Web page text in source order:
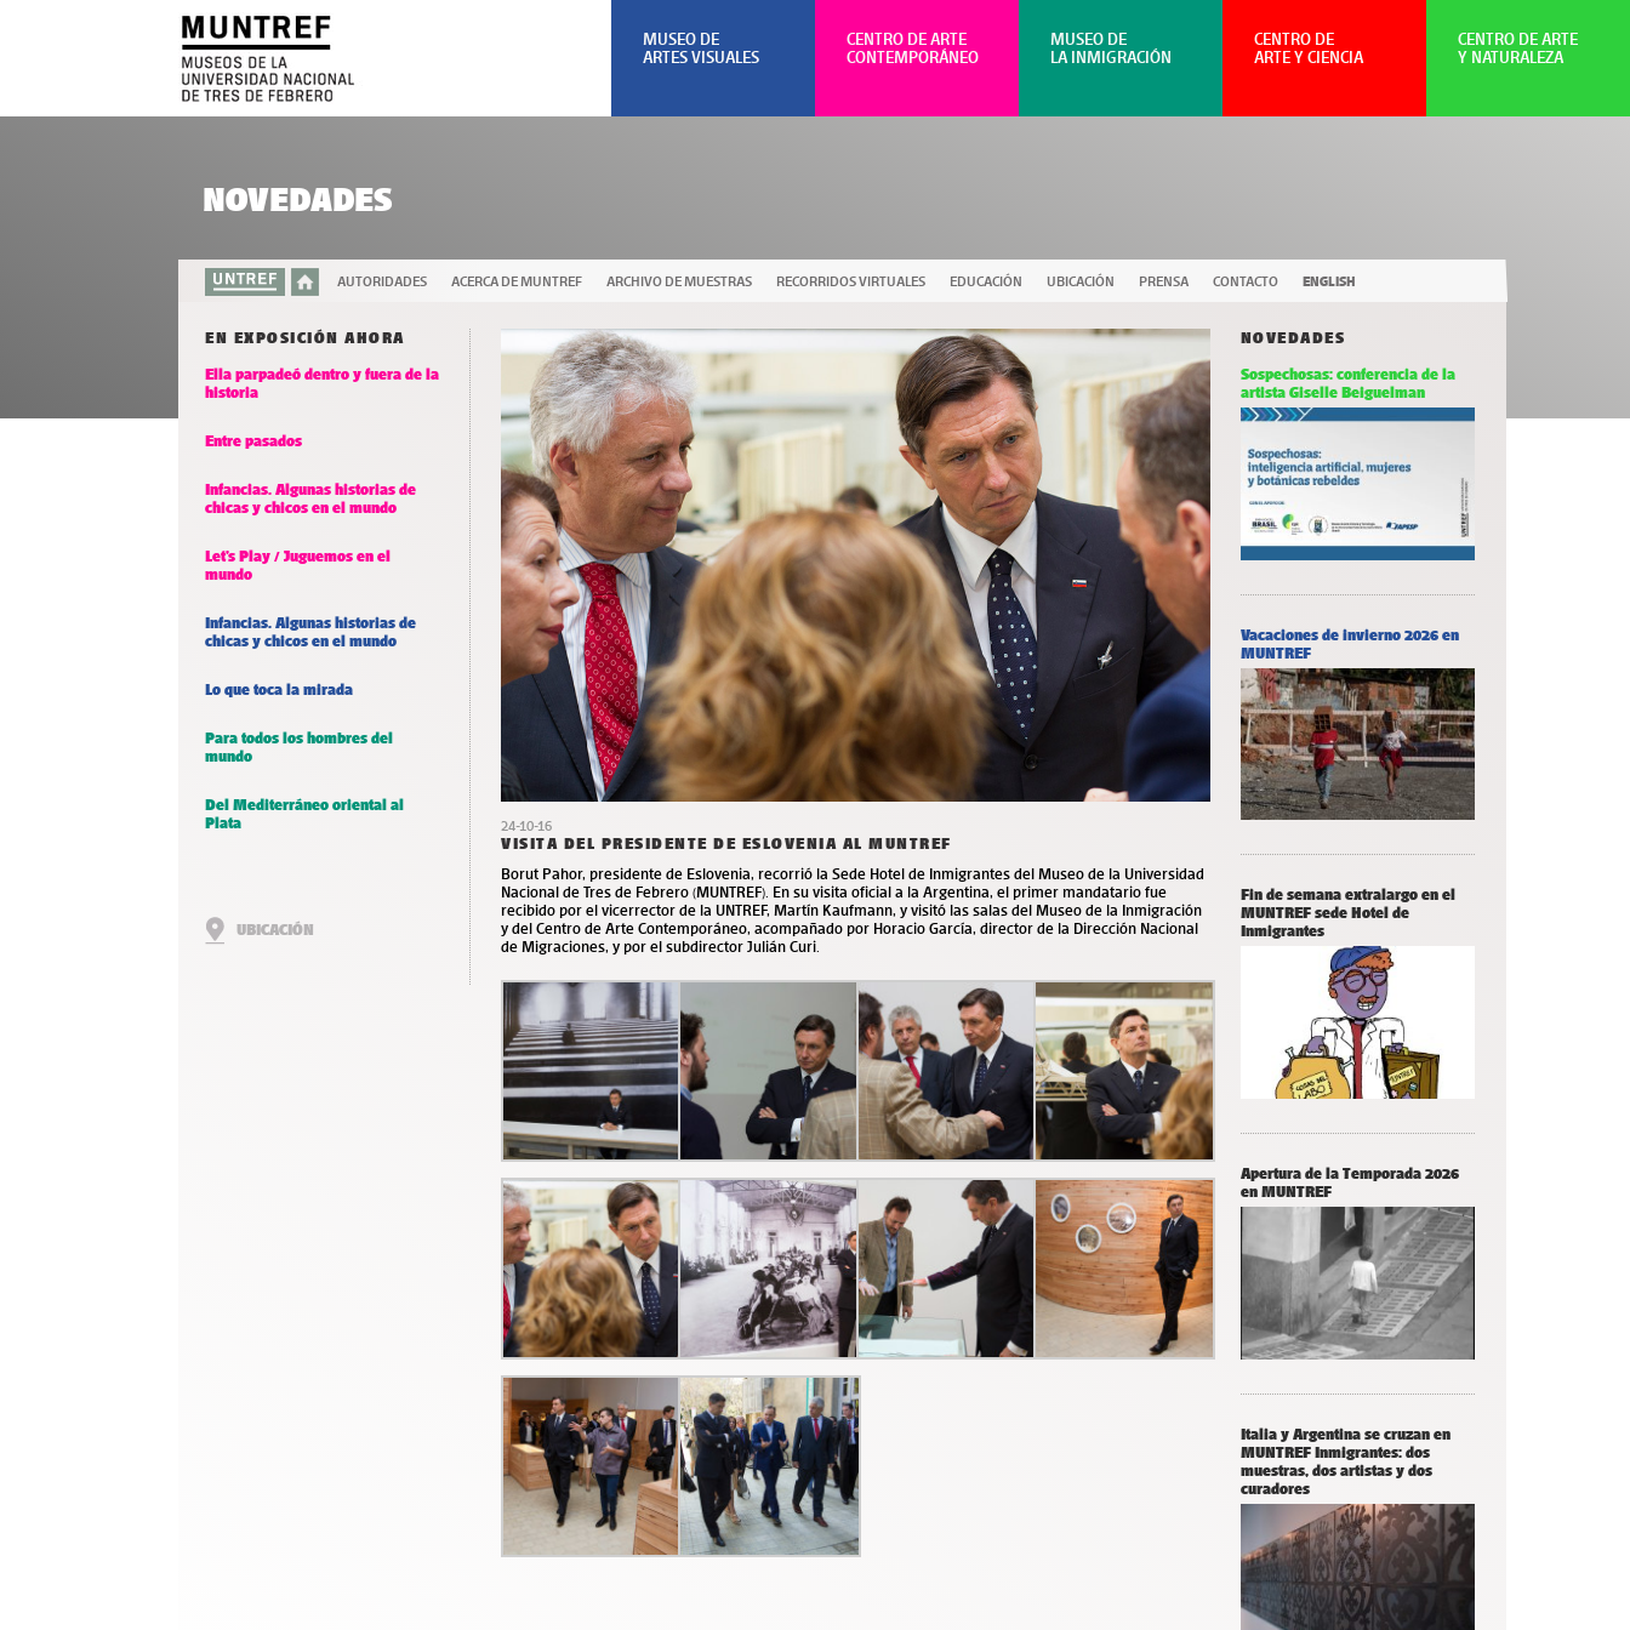
AUTORIDADES ACERCA DE MUNTREF ARCHIVO DE MUESTRAS RECORRIDOS VIRTUALES EDUCACIÓN UBICACIÓN PRENSA CONTACTO ENGLISH
NOVEDADES
EN EXPOSICIÓN AHORA
Ella parpadeó dentro y fuera de la
historia
Entre pasados
Infancias. Algunas historias de
chicas y chicos en el mundo
Let’s Play / Juguemos en el
mundo
Infancias. Algunas historias de
chicas y chicos en el mundo
Lo que toca la mirada
Para todos los hombres del
mundo
Del Mediterráneo oriental al
Plata
UBICACIÓN
24-10-16
VISITA DEL PRESIDENTE DE ESLOVENIA AL MUNTREF
Borut Pahor, presidente de Eslovenia, recorrió la Sede Hotel de Inmigrantes del Museo de la Universidad
Nacional de Tres de Febrero (MUNTREF). En su visita oficial a la Argentina, el primer mandatario fue
recibido por el vicerrector de la UNTREF, Martín Kaufmann, y visitó las salas del Museo de la Inmigración
y del Centro de Arte Contemporáneo, acompañado por Horacio García, director de la Dirección Nacional
de Migraciones, y por el subdirector Julián Curi.
NOVEDADES
Sospechosas: conferencia de la
artista Giselle Beiguelman
Vacaciones de invierno 2026 en
MUNTREF
Fin de semana extralargo en el
MUNTREF sede Hotel de
Inmigrantes
Apertura de la Temporada 2026
en MUNTREF
Italia y Argentina se cruzan en
MUNTREF Inmigrantes: dos
muestras, dos artistas y dos
curadores
CENTRO DE ARTE
Y NATURALEZA
CENTRO DE
ARTE Y CIENCIA
MUSEO DE
LA INMIGRACIÓN
CENTRO DE ARTE
CONTEMPORÁNEO
MUSEO DE
ARTES VISUALES